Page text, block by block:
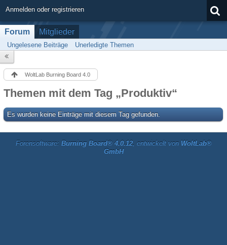
Anmelden oder registrieren
Forum Mitglieder
Ungelesene Beiträge Unerledigte Themen
WoltLab Burning Board 4.0
Themen mit dem Tag „Produktiv“
Es wurden keine Einträge mit diesem Tag gefunden.
Forensoftware: Burning Board® 4.0.12, entwickelt von WoltLab®
GmbH